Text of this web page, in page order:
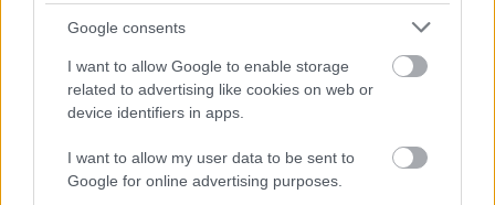
Google consents
I want to allow Google to enable storage
related to advertising like cookies on web or
device identifiers in apps.
I want to allow my user data to be sent to
Google for online advertising purposes.
takaríthatunk meg otthonunkban
HÍREK 3 órája
Körkép: így csökkentették a bankok a